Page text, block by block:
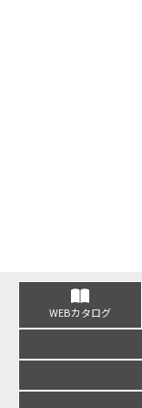
WEBカタログ